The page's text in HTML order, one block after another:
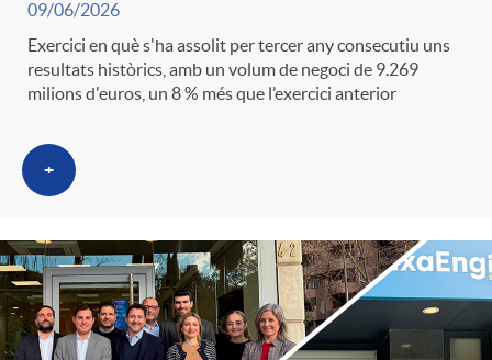
09/06/2026
Exercici en què s'ha assolit per tercer any consecutiu uns
resultats històrics, amb un volum de negoci de 9.269
milions d'euros, un 8 % més que l’exercici anterior
+